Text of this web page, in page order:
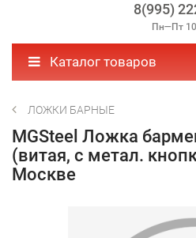
8(995)
Пн—Пт
Каталог товаров
ЛОЖКИ БАРНЫЕ
MGSteel Ложка
(витая, с метал.
Москве